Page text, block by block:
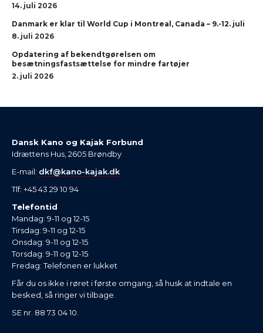
14. juli 2026
Danmark er klar til World Cup i Montreal, Canada – 9.-12. juli
8. juli 2026
Opdatering af bekendtgørelsen om
besætningsfastsættelse for mindre fartøjer
2. juli 2026
Dansk Kano og Kajak Forbund
Idrættens Hus, 2605 Brøndby
E-mail: dkf@kano-kajak.dk
Tlf: +45 43 29 10 94
Telefontid
Mandag: 9-11 og 12-15
Tirsdag: 9-11 og 12-15
Onsdag: 9-11 og 12-15
Torsdag: 9-11 og 12-15
Fredag: Telefonen er lukket
Får du os ikke i røret i første omgang, så husk at indtale en
besked, så ringer vi tilbage.
SE nr. 88 73 04 10.